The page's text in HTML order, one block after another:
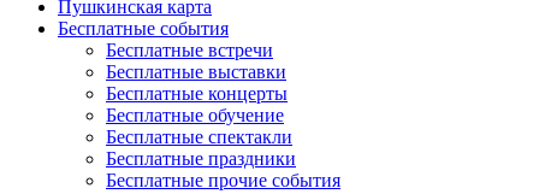
Пушкинская карта
Бесплатные события
Бесплатные встречи
Бесплатные выставки
Бесплатные концерты
Бесплатные обучение
Бесплатные спектакли
Бесплатные праздники
Бесплатные прочие события